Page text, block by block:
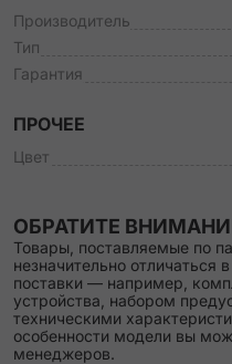
Производитель
Тип
Гарантия
ПРОЧЕЕ
Цвет
ОБРАТИТЕ
Товары, поставляемые по
незначительно отличаться
поставки — например,
устройства, набором
техническими
особенности модели вы
менеджеров.